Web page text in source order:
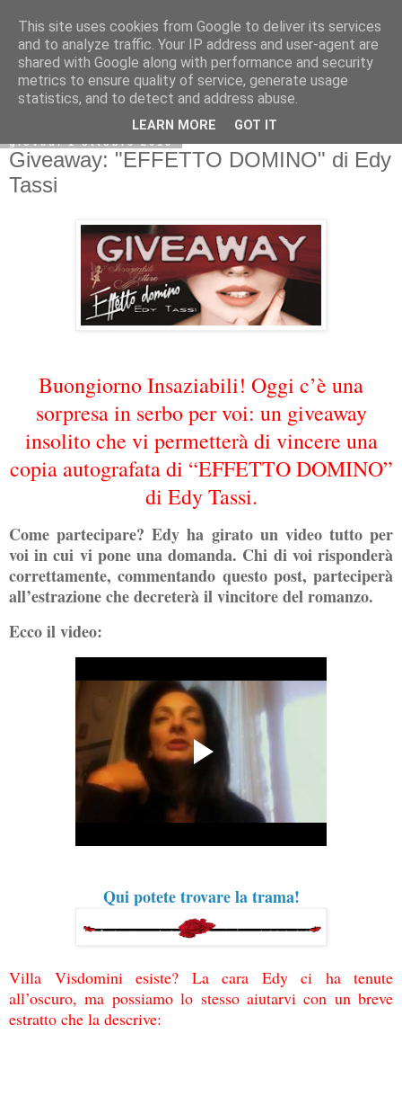
giovedì 1 ottobre 2015
Giveaway: "EFFETTO DOMINO" di Edy
Tassi
Buongiorno Insaziabili! Oggi c’è una
sorpresa in serbo per voi: un giveaway
insolito che vi permetterà di vincere una
copia autografata di “EFFETTO DOMINO”
di Edy Tassi.
Come partecipare? Edy ha girato un video tutto per
voi in cui vi pone una domanda. Chi di voi risponderà
correttamente, commentando questo post, parteciperà
all’estrazione che decreterà il vincitore del romanzo.
Ecco il video:
Qui potete trovare la trama!
Villa Visdomini esiste? La cara Edy ci ha tenute
all’oscuro, ma possiamo lo stesso aiutarvi con un breve
estratto che la descrive:
This site uses cookies from Google to deliver its services
and to analyze traffic. Your IP address and user-agent are
shared with Google along with performance and security
metrics to ensure quality of service, generate usage
statistics, and to detect and address abuse.
LEARN MORE GOT IT